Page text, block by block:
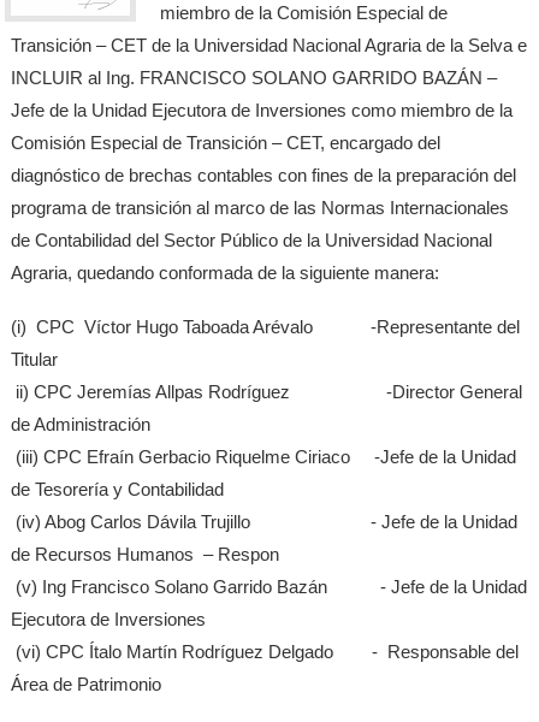
miembro de la Comisión Especial de
Transición – CET de la Universidad Nacional Agraria de la Selva e
INCLUIR al Ing. FRANCISCO SOLANO GARRIDO BAZÁN –
Jefe de la Unidad Ejecutora de Inversiones como miembro de la
Comisión Especial de Transición – CET, encargado del
diagnóstico de brechas contables con fines de la preparación del
programa de transición al marco de las Normas Internacionales
de Contabilidad del Sector Público de la Universidad Nacional
Agraria, quedando conformada de la siguiente manera:
(i) CPC Víctor Hugo Taboada Arévalo -Representante del
Titular
ii) CPC Jeremías Allpas Rodríguez -Director General
de Administración
(iii) CPC Efraín Gerbacio Riquelme Ciriaco -Jefe de la Unidad
de Tesorería y Contabilidad
(iv) Abog Carlos Dávila Trujillo - Jefe de la Unidad
de Recursos Humanos – Respon
(v) Ing Francisco Solano Garrido Bazán - Jefe de la Unidad
Ejecutora de Inversiones
(vi) CPC Ítalo Martín Rodríguez Delgado - Responsable del
Área de Patrimonio